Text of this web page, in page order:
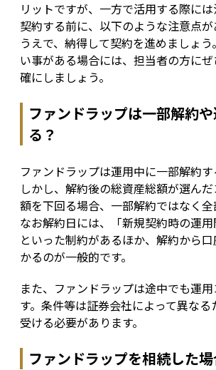
リットですが、一方で活用する際には
契約する前に、以下のような注意点
うえで、納得して契約を進めましょ
い事がある場合には、担当者の方に
確にしましょう。
ファンドラップは一部解約
る？
ファンドラップは運用中に一部解約す
しかし、解約後の総資産総額が選ん
額を下回る場合、一部解約ではなく全
なお解約日には、「新規契約時の運用
といった制約があるほか、解約から
かるのが一般的です。
また、ファンドラップは途中でも運
す。条件等は証券会社によって異な
受ける必要があります。
ファンドラップを相続した